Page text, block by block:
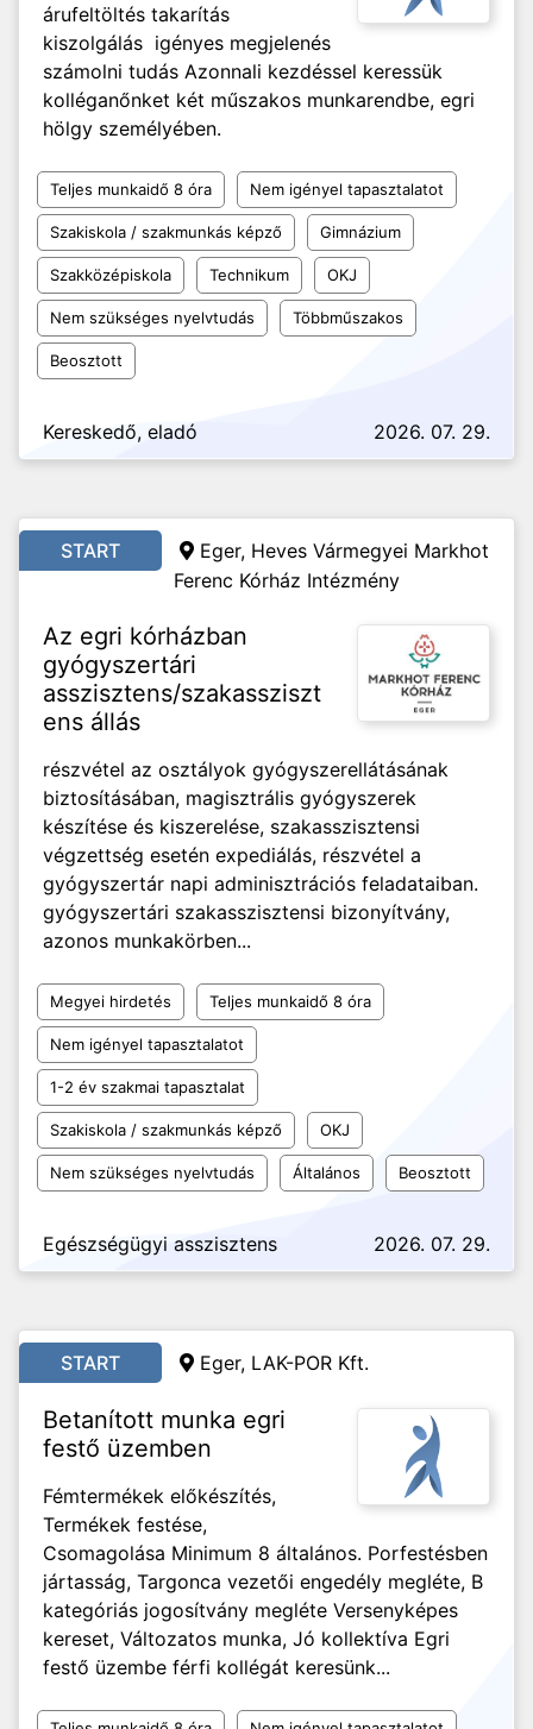
árufeltöltés takarítás
kiszolgálás igényes megjelenés
számolni tudás Azonnali kezdéssel keressük
kolléganőnket két műszakos munkarendbe, egri
hölgy személyében.
Teljes munkaidő 8 óra Nem igényel tapasztalatot
Szakiskola / szakmunkás képző Gimnázium
Szakközépiskola Technikum OKJ
Nem szükséges nyelvtudás Többműszakos
Beosztott
Kereskedő, eladó 2026. 07. 29.
START Eger, Heves Vármegyei Markhot
Ferenc Kórház Intézmény
Az egri kórházban
gyógyszertári
asszisztens/szakassziszt
ens állás
részvétel az osztályok gyógyszerellátásának
biztosításában, magisztrális gyógyszerek
készítése és kiszerelése, szakasszisztensi
végzettség esetén expediálás, részvétel a
gyógyszertár napi adminisztrációs feladataiban.
gyógyszertári szakasszisztensi bizonyítvány,
azonos munkakörben...
Megyei hirdetés Teljes munkaidő 8 óra
Nem igényel tapasztalatot
1-2 év szakmai tapasztalat
Szakiskola / szakmunkás képző OKJ
Nem szükséges nyelvtudás Általános Beosztott
Egészségügyi asszisztens 2026. 07. 29.
START Eger, LAK-POR Kft.
Betanított munka egri
festő üzemben
Fémtermékek előkészítés,
Termékek festése,
Csomagolása Minimum 8 általános. Porfestésben
jártasság, Targonca vezetői engedély megléte, B
kategóriás jogosítvány megléte Versenyképes
kereset, Változatos munka, Jó kollektíva Egri
festő üzembe férfi kollégát keresünk...